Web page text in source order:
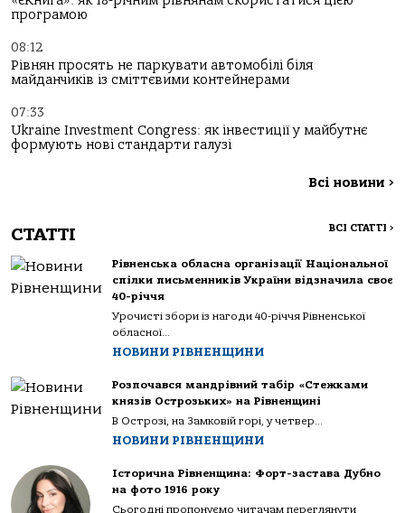
програмою
08:12
Рівнян просять не паркувати автомобілі біля
майданчиків із сміттєвими контейнерами
07:33
Ukraine Investment Congress: як інвестиції у майбутнє
формують нові стандарти галузі
Всі новини >
СТАТТІ ВСІ СТАТТІ >
Рівненська обласна організації Національної
спілки письменників України відзначила своє
40-річчя
Урочисті збори із нагоди 40-річчя Рівненської
обласної...
НОВИНИ РІВНЕНЩИНИ
Розпочався мандрівний табір «Стежками
князів Острозьких» на Рівненщині
В Острозі, на Замковій горі, у четвер...
НОВИНИ РІВНЕНЩИНИ
Історична Рівненщина: Форт-застава Дубно
на фото 1916 року
Сьогодні пропонуємо читачам переглянути